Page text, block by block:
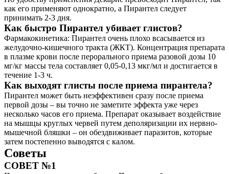
как его применяют однократно, а Пирантел следует
принимать 2-3 дня.
Как быстро Пирантел убивает глистов?
Фармакокинетика: Пирантел очень плохо всасывается из
желудочно-кишечного тракта (ЖКТ). Концентрация препарата
в плазме крови после перорального приема разовой дозы 10
мг/кг массы тела составляет 0,05-0,13 мкг/мл и достигается в
течение 1-3 ч.
Как выходят глисты после приема пирантела?
Пирантел может быть неэффективен сразу после приема
первой дозы – вы точно не заметите эффекта уже через
несколько часов его приема. Препарат оказывает воздействие
на мышцы круглых червей путем деполяризации их нервно-
мышечной бляшки – он обездвиживает паразитов, которые
затем постепенно выводятся с калом.
Советы
СОВЕТ №1